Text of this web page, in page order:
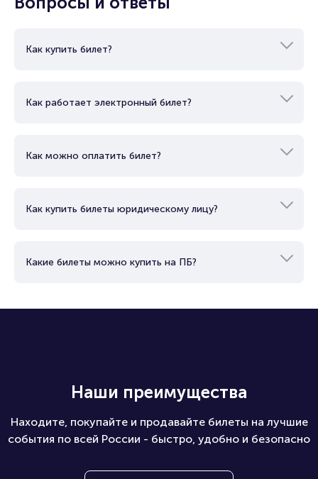
билетов и предоставляем возможность возврата.
Как купить билет?
Как работает электронный билет?
Как можно оплатить билет?
Как купить билеты юридическому лицу?
Какие билеты можно купить на ПБ?
Наши преимущества
Находите, покупайте и продавайте билеты на лучшие
события по всей России - быстро, удобно и безопасно